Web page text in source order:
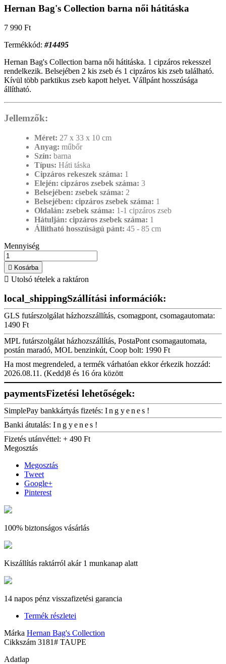
Hernan Bag's Collection barna női hátitáska
7 990 Ft
Termékkód: #14495
Hernan Bag's Collection barna női hátitáska. 1 cipzáros rekesszel
rendelkezik. Belsejében 2 kis zseb és 1 cipzáros kis zseb található.
Kívül több parktikus zseb kapott helyet. Vállpánt hosszúsága
állítható.
Jellemzők:
Méret: 27 x 33 x 10 cm
Anyag: műbőr
Szín: barna
Típus: Háti táska
Cipzáros rekeszek száma: 1
Elején: cipzáros zsebek száma: 3
Belsejében: zsebek száma: 2
Belsejében: cipzáros zsebek száma: 1
Oldalán: zsebek száma: 1-1 cipzáros zseb
Hátulján: cipzáros zsebek száma: 1
Állítható hosszúságú pánt: 45 - 85 cm
Mennyiség
 Kosárba
 Utolsó tételek a raktáron
local_shippingSzállítási információk:
GLS futárszolgálat házhozszállítás, csomagpont, csomagautomata:
1490 Ft
MPL futárszolgálat házhozszállítás, PostaPont csomagautomata,
postán maradó, MOL benzinkút, Coop bolt: 1990 Ft
Ha most megrendeled, a termék várhatóan ekkor érkezik hozzád:
2026.08.11. (Kedd)8 és 16 óra között
paymentsFizetési lehetőségek:
SimplePay bankkártyás fizetés: Ingyenes!
Banki átutalás: Ingyenes!
Fizetés utánvéttel: + 490 Ft
Megosztás
Megosztás
Tweet
Google+
Pinterest
100% biztonságos vásárlás
Kiszállítás raktárról akár 1 munkanap alatt
14 napos pénz visszafizetési garancia
Termék részletei
Márka Hernan Bag's Collection
Cikkszám 3181# TAUPE
Adatlap